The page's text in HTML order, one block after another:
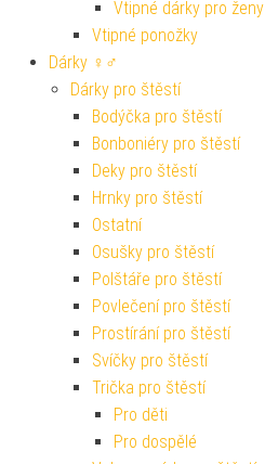
Vtipné dárky pro ženy
Vtipné ponožky
Dárky ♀♂
Dárky pro štěstí
Bodýčka pro štěstí
Bonboniéry pro štěstí
Deky pro štěstí
Hrnky pro štěstí
Ostatní
Osušky pro štěstí
Polštáře pro štěstí
Povlečení pro štěstí
Prostírání pro štěstí
Svíčky pro štěstí
Trička pro štěstí
Pro děti
Pro dospělé